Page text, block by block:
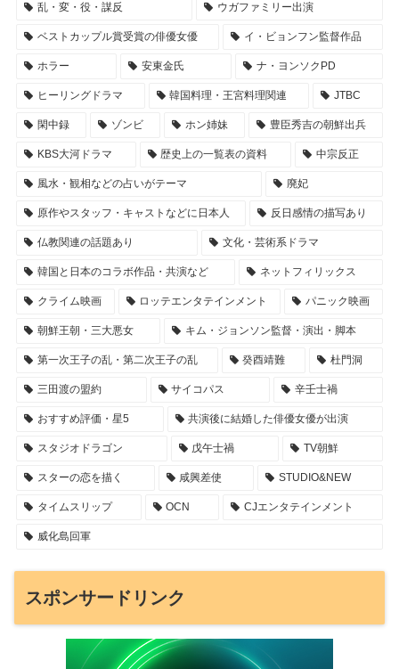
乱・変・役・謀反 ウガファミリー出演
ベストカップル賞受賞の俳優女優 イ・ビョンフン監督作品
ホラー 安東金氏 ナ・ヨンソクPD
ヒーリングドラマ 韓国料理・王宮料理関連 JTBC
閑中録 ゾンビ ホン姉妹 豊臣秀吉の朝鮮出兵
KBS大河ドラマ 歴史上の一覧表の資料 中宗反正
風水・観相などの占いがテーマ 廃妃
原作やスタッフ・キャストなどに日本人 反日感情の描写あり
仏教関連の話題あり 文化・芸術系ドラマ
韓国と日本のコラボ作品・共演など ネットフィリックス
クライム映画 ロッテエンタテインメント パニック映画
朝鮮王朝・三大悪女 キム・ジョンソン監督・演出・脚本
第一次王子の乱・第二次王子の乱 癸酉靖難 杜門洞
三田渡の盟約 サイコパス 辛壬士禍
おすすめ評価・星5 共演後に結婚した俳優女優が出演
スタジオドラゴン 戊午士禍 TV朝鮮
スターの恋を描く 咸興差使 STUDIO&NEW
タイムスリップ OCN CJエンタテインメント
威化島回軍
スポンサードリンク